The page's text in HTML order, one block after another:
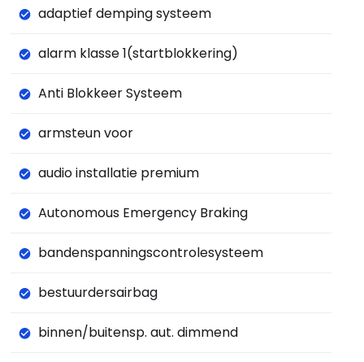
adaptief demping systeem
alarm klasse 1(startblokkering)
Anti Blokkeer Systeem
armsteun voor
audio installatie premium
Autonomous Emergency Braking
bandenspanningscontrolesysteem
bestuurdersairbag
binnen/buitensp. aut. dimmend